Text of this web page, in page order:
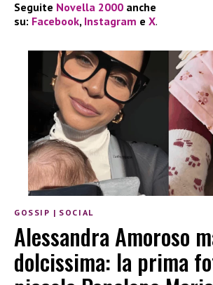
Seguite Novella 2000 anche
su: Facebook, Instagram e X.
GOSSIP | SOCIAL
Alessandra Amoroso
dolcissima: la prima